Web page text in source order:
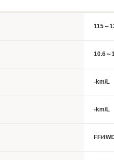
115～
10.6～
-km/L
-km/L
FF/